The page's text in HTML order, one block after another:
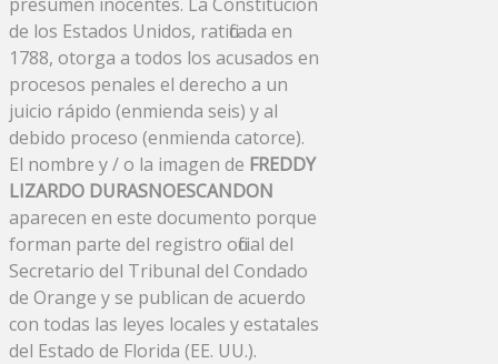
de los Estados Unidos, ratificada en
1788, otorga a todos los acusados ​​en
procesos penales el derecho a un
juicio rápido (enmienda seis) y al
debido proceso (enmienda catorce).
El nombre y / o la imagen de FREDDY
LIZARDO DURASNOESCANDON
aparecen en este documento porque
forman parte del registro oficial del
Secretario del Tribunal del Condado
de Orange y se publican de acuerdo
con todas las leyes locales y estatales
del Estado de Florida (EE. UU.).